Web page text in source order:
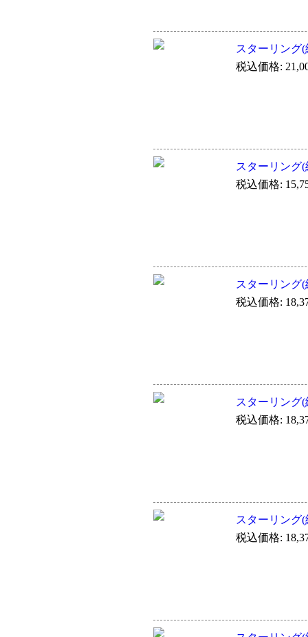
スターリング
税込価格:
スターリング
税込価格:
スターリング
税込価格:
スターリング
税込価格:
スターリング
税込価格: